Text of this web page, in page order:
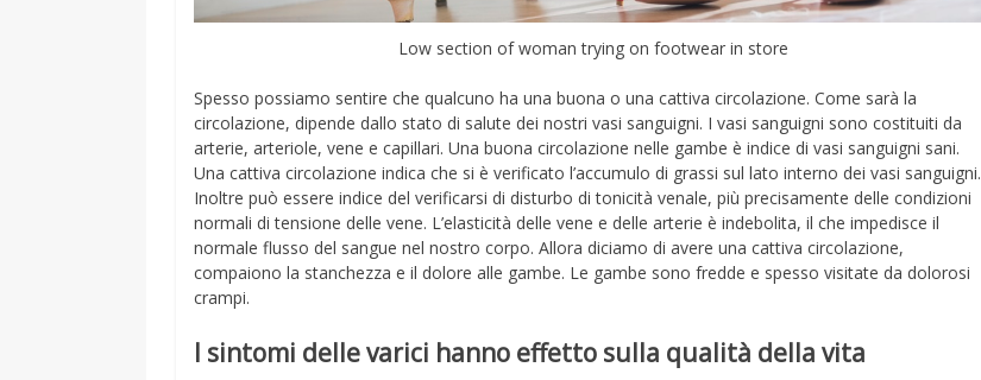
Low section of woman trying on footwear in store
Spesso possiamo sentire che qualcuno ha una buona o una cattiva circolazione. Come sarà la
circolazione, dipende dallo stato di salute dei nostri vasi sanguigni. I vasi sanguigni sono costituiti da
arterie, arteriole, vene e capillari. Una buona circolazione nelle gambe è indice di vasi sanguigni sani.
Una cattiva circolazione indica che si è verificato l’accumulo di grassi sul lato interno dei vasi sanguigni.
Inoltre può essere indice del verificarsi di disturbo di tonicità venale, più precisamente delle condizioni
normali di tensione delle vene. L’elasticità delle vene e delle arterie è indebolita, il che impedisce il
normale flusso del sangue nel nostro corpo. Allora diciamo di avere una cattiva circolazione,
compaiono la stanchezza e il dolore alle gambe. Le gambe sono fredde e spesso visitate da dolorosi
crampi.
I sintomi delle varici hanno effetto sulla qualità della vita